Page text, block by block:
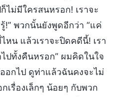
ไม่มีใครสนหรอก! เราจะ
!” พวกนั้นยังพูดอีกว่า “แค่
หน แล้วเราจะปิดคดีนี้! เรา
ปทั้งคืนหรอก” ผมคิดในใจ
อกไป ดูท่าแล้วฉันคงจะไม่
เรื่องเล็กๆ น้อยๆ กับพวก